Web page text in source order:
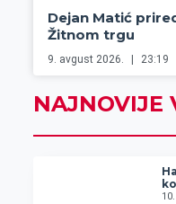
Dejan Matić
Žitnom trgu
9. avgust 2026. 23:19
NAJNOVIJE